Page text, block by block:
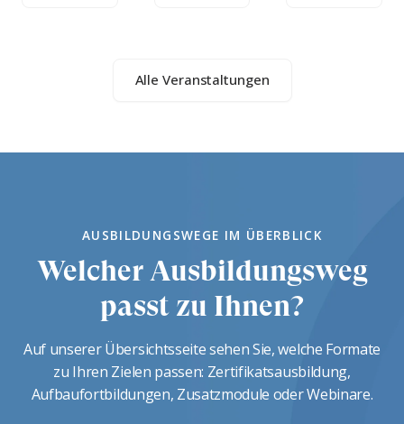
Alle Veranstaltungen
AUSBILDUNGSWEGE IM ÜBERBLICK
Welcher Ausbildungsweg
passt zu Ihnen?
Auf unserer Übersichtsseite sehen Sie, welche Formate
zu Ihren Zielen passen: Zertifikatsausbildung,
Aufbaufortbildungen, Zusatzmodule oder Webinare.